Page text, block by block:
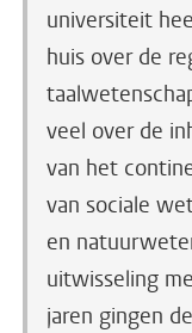
universiteit
huis over de
veel over de
van het
van sociale
en
uitwisseling
jaren gingen